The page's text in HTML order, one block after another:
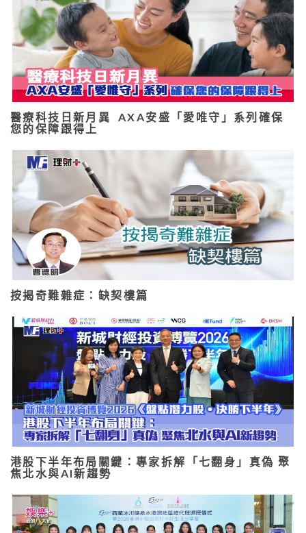
醫療科技日新月異 AXA安盛「愛唯守」系列確保
您的保障跟得上
按揭奇難雜症：缺契樓篇
港股下半年布局關鍵：專家拆解「七翻身」真偽 聚
焦北水與AI新趨勢